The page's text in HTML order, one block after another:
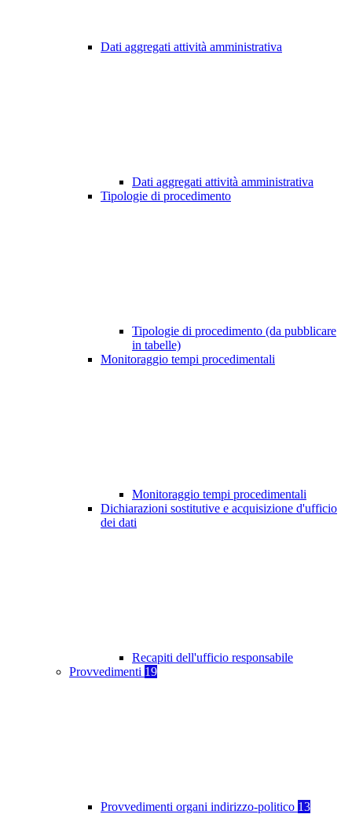
Dati aggregati attività amministrativa
Dati aggregati attività amministrativa
Tipologie di procedimento
Tipologie di procedimento (da pubblicare
in tabelle)
Monitoraggio tempi procedimentali
Monitoraggio tempi procedimentali
Dichiarazioni sostitutive e acquisizione d'ufficio
dei dati
Recapiti dell'ufficio responsabile
Provvedimenti 19
Provvedimenti organi indirizzo-politico 13